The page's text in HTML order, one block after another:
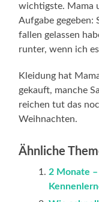
wichtigste. Mama
Aufgabe gegeben:
fallen gelassen
runter, wenn ich
Kleidung hat
gekauft, manche
reichen tut das
Weihnachten.
Ähnliche
2 Monate